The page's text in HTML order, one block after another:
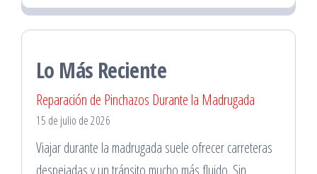
Lo Más Reciente
Reparación de Pinchazos Durante la Madrugada
15 de julio de 2026
Viajar durante la madrugada suele ofrecer carreteras
despejadas y un tránsito mucho más fluido. Sin